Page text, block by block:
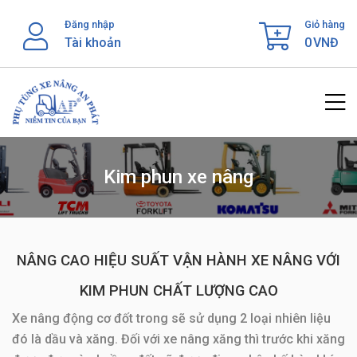
content
Đăng nhập
Tài khoản
Giỏ hàng
0VNĐ
Kim phun xe nâng
NÂNG CAO HIỆU SUẤT VẬN HÀNH XE NÂNG VỚI
KIM PHUN CHẤT LƯỢNG CAO
Xe nâng động cơ đốt trong sẽ sử dụng 2 loại nhiên liệu
đó là dầu và xăng. Đối với xe nâng xăng thì trước khi xăng